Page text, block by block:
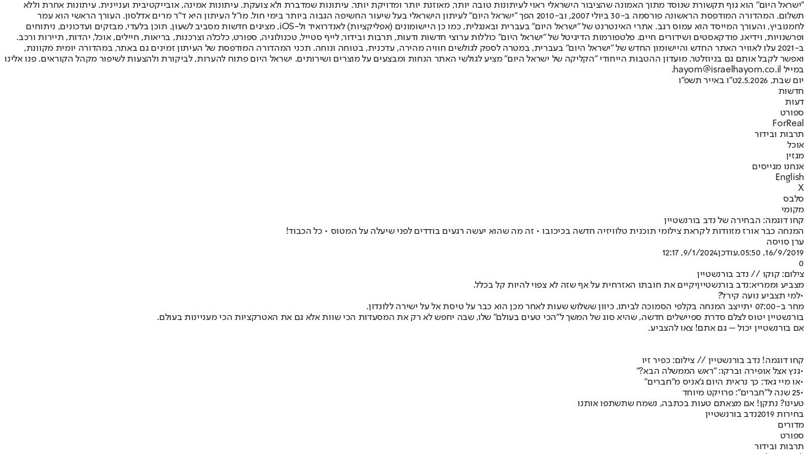
"ישראל היום" הוא גוף תקשורת שנוסד מתוך האמונה שהציבור הישראלי ראוי לעיתונות טובה יותר, מאוזנת יותר ומדויקת יותר. עיתונות שמדברת ולא צועקת. עיתונות אמינה, אובייקטיבית ועניינית. עיתונות אחרת וללא
תשלום. המהדורה המודפסת הראשונה פורסמה ב-30 ביולי 2007, וב-2010 הפך "ישראל היום" לעיתון הישראלי בעל שיעור החשיפה הגבוה ביותר בימי חול. מו"ל העיתון היא ד"ר מרים אדלסון. העורך הראשי הוא עמר
לחמנוביץ, והעורך המייסד הוא עמוס רגב. אתרי האינטרנט של "ישראל היום" בעברית ובאנגלית, כמו כן היישומונים (אפליקציות) לאנדרואיד ול-iOS, מציגים חדשות מסביב לשעון, תוכן בלעדי, מבזקים ועדכונים, ניתוחים
ופרשנויות, וידיאו, פודקאסטים ושידורים חיים. פלטפורמות הדיגיטל של "ישראל היום" כוללות ערוצי חדשות ודעות, תרבות ובידור, לייף סטייל, טכנולוגיה, ספורט, כלכלה וצרכנות, בריאות, חיילים, אוכל, יהדות, תיירות ורכב.
ב-2021 עלו לאוויר האתר החדש והיישומון החדש של "ישראל היום" בעברית, במטרה לספק לגולשים חוויה מהירה, עדכנית, בטוחה ונוחה. תכני המהדורה המודפסת של העיתון זמינים גם באתר, במהדורה יומית מקוונת,
ואפשר לקבל אותם גם בניוזלטר. מועדון ההטבות הייחודי "הקליקה של ישראל היום" מציע לגולשי האתר הנחות ומבצעים על מוצרים ושירותים. ישראל היום פתוח להערות, לביקורת ולהצעות לשיפור מקהל הקוראים. פנו אלינו
במייל hayom@israelhayom.co.il.
יום שבת, 2.5.2026
ט"ו באייר תשפ"ו
חדשות
דעות
ספורט
ForReal
תרבות ובידור
אוכל
מגזין
אנחנו מגייסים
English
X
סלבס
מקומי
קחו דוגמה: הבחירה של נדב בורנשטיין
המנחה כבר אורז מזוודות לקראת צילומי תוכנית טלוויזיה חדשה בכיכובו • זה מה שהוא יעשה רגעים בודדים לפני שיעלה על המטוס • כל הכבוד!
ערן סויסה
16/9/2019, 05:50
,עודכן9/1/2024, 12:17
0
צילום: קוקו // נדב בורנשטיין
מצביע וממריא:נדב בורנשטייןיקיים את חובתו האזרחית על אף שזה לא צפוי להיות קל בכלל.
•למי תצביע נועה קירל?
מחר ב-07:00 יתייצב המנחה בקלפי הסמוכה לביתו, כיוון ששלוש שעות לאחר מכן הוא כבר על טיסת אל על ישירה ללונדון.
בורנשטיין יטוס לצלם סדרת ספיישלים חדשה, שהיא סוג של המשך ל"הכי טעים בעולם" שלו, שבה יחפש לא רק את המסעדות הכי שוות אלא גם את האטרקציות הכי מעניינות בעולם.
אם בורנשטיין יכול – גם אתם! צאו להצביע.
קחו דוגמה! נדב בורנשטיין // צילום: כפיר זיו
•גנץ אצל אופירה וברקו: "ראש הממשלה הבא?"
•או מיי גאד: כך נראית היום ג'אניס מ"חברים"
•25 שנה ל"חברים": פרויקט מיוחד
טעינו? נתקן! אם מצאתם טעות בכתבה, נשמח שתשתפו אותנו
בחירות 2019
נדב בורנשטיין
מדורים
ספורט
תרבות ובידור